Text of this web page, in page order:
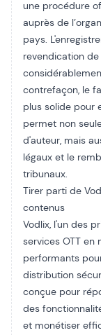
une procédure
auprès de
pays.
revendication
contrefaçon, le
plus solide pour
permet non
d'auteur, mais
légaux et le
tribunaux.
Tirer parti de
contenus
Vodlix, l'un des
services OTT en
performants
distribution
conçue pour
des
et monétiser